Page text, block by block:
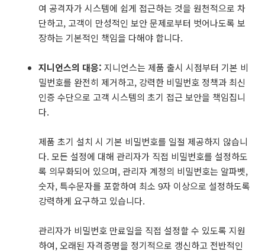
여 공격자가 시스템에 쉽게 접근하는 것을 원천적으로 차
단하고, 고객이 만성적인 보안 문제로부터 벗어나도록 보
장하는 기본적인 책임을 다해야 합니다.
지니언스의 대응: 지니언스는 제품 출시 시점부터 기본 비
밀번호를 완전히 제거하고, 강력한 비밀번호 정책과 최신
인증 수단으로 고객 시스템의 초기 접근 보안을 책임집니
다.
제품 초기 설치 시 기본 비밀번호를 일절 제공하지 않습니
다. 모든 설정에 대해 관리자가 직접 비밀번호를 설정하도
록 의무화되어 있으며, 관리자 계정의 비밀번호는 알파벳,
숫자, 특수문자를 포함하여 최소 9자 이상으로 설정하도록
강력하게 요구하고 있습니다.
관리자가 비밀번호 만료일을 직접 설정할 수 있도록 지원
하여, 오래된 자격증명을 정기적으로 갱신하고 전반적인